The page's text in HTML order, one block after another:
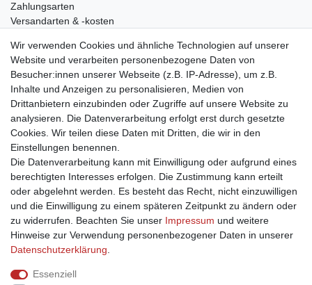
Zahlungsarten
Versandarten & -kosten
Warenkorb
Zur Kasse
Mein Konto
Registrieren
Anmelden
Unternehmen
Kontakt
Datenschutzerklärung
AGB
Impressum
Ja, ich möchte über aktuelle Angebote informiert werden!
Wir verwenden Cookies und ähnliche Technologien auf unserer
Website und verarbeiten personenbezogene Daten von
Besucher:innen unserer Webseite (z.B. IP-Adresse), um z.B.
Inhalte und Anzeigen zu personalisieren, Medien von
Drittanbietern einzubinden oder Zugriffe auf unsere Website zu
analysieren. Die Datenverarbeitung erfolgt erst durch gesetzte
Cookies. Wir teilen diese Daten mit Dritten, die wir in den
Einstellungen benennen.
Die Datenverarbeitung kann mit Einwilligung oder aufgrund eines
berechtigten Interesses erfolgen. Die Zustimmung kann erteilt
oder abgelehnt werden. Es besteht das Recht, nicht einzuwilligen
und die Einwilligung zu einem späteren Zeitpunkt zu ändern oder
zu widerrufen. Beachten Sie unser Impressum und weitere
Hinweise zur Verwendung personenbezogener Daten in unserer
Daten­schutz­erklärung
Essenziell